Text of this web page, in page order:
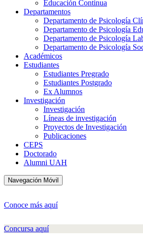
Educación Continua
Departamentos
Departamento de Psicología
Departamento de Psicología
Departamento de Psicología
Departamento de Psicología
Académicos
Estudiantes
Estudiantes Pregrado
Estudiantes Postgrado
Ex Alumnos
Investigación
Investigación
Líneas de investigación
Proyectos de Investigación
Publicaciones
CEPS
Doctorado
Alumni UAH
Navegación Móvil
Conoce más aquí
Concursa aquí